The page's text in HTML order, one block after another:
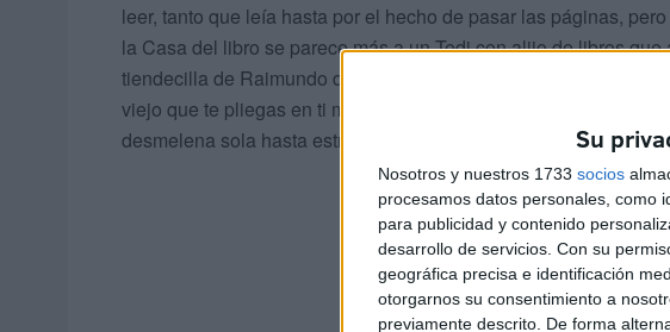
Su
Nosotros y nuestros 1733 socios
procesamos datos personales, como
para publicidad y contenido
desarrollo de servicios. Con su
geográfica precisa e identificación
otorgarnos su consentimiento a
previamente descrito. De forma
leer, tanto que leía hasta por el hecho de pasar las páginas,
la Casa del libro se parece más a un Tedi con alijo de libros
tiendecilla de Raimundo donde escarbabas para pescar algo
viejo que te pliegas en ti mismo, no reluces, pero desgastas por
desmelena sola hasta estrangularte de puro vicio de derrapar